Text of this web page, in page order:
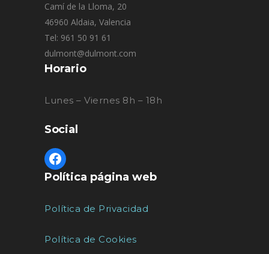
Camí de la Lloma, 20
46960 Aldaia, Valencia
Tel: 961 50 91 61
dulmont@dulmont.com
Horario
Lunes – Viernes 8h – 18h
Social
Política página web
Política de Privacidad
Política de Cookies